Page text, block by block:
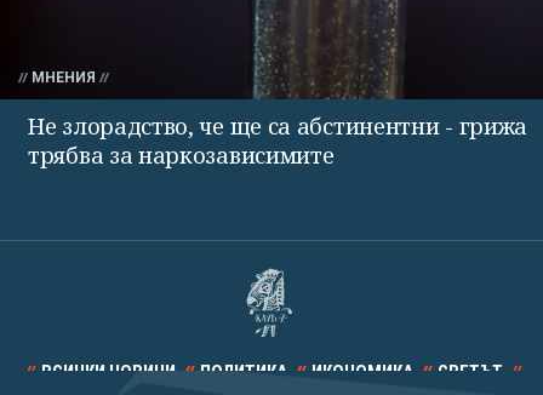
МНЕНИЯ
Не злорадство, че ще са абстинентни - грижа
трябва за наркозависимите
ВСИЧКИ НОВИНИ ПОЛИТИКА ИКОНОМИКА СВЕТЪТ